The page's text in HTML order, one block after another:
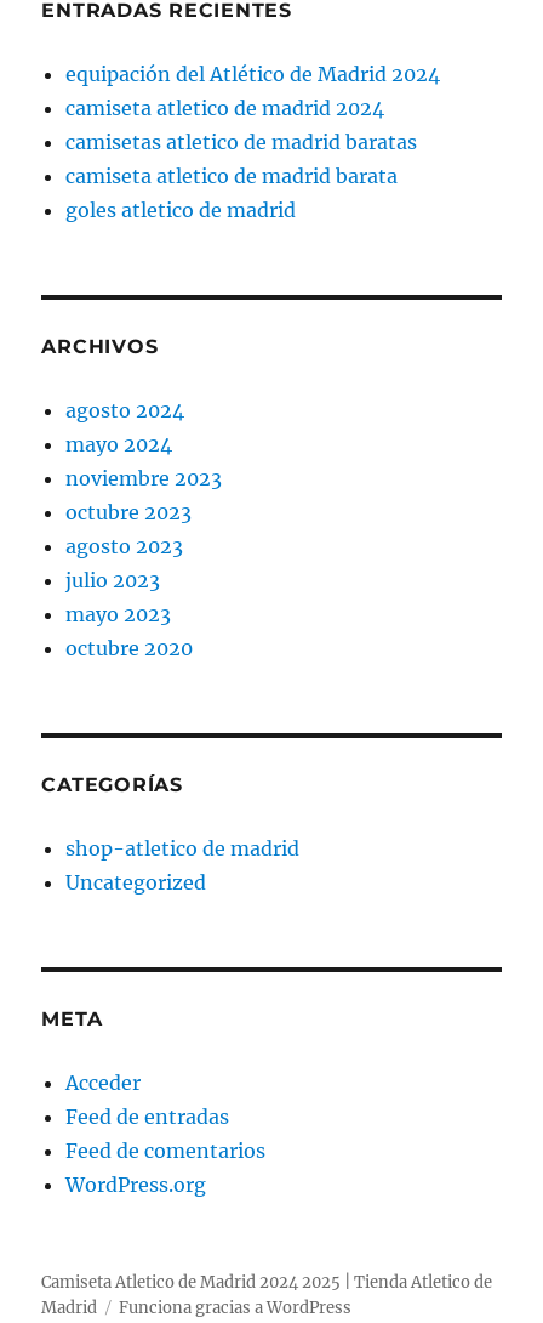
ENTRADAS RECIENTES
equipación del Atlético de Madrid 2024
camiseta atletico de madrid 2024
camisetas atletico de madrid baratas
camiseta atletico de madrid barata
goles atletico de madrid
ARCHIVOS
agosto 2024
mayo 2024
noviembre 2023
octubre 2023
agosto 2023
julio 2023
mayo 2023
octubre 2020
CATEGORÍAS
shop-atletico de madrid
Uncategorized
META
Acceder
Feed de entradas
Feed de comentarios
WordPress.org
Camiseta Atletico de Madrid 2024 2025 | Tienda Atletico de
Madrid
Funciona gracias a WordPress